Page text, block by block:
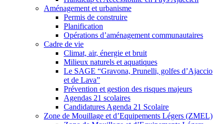
Aménagement et urbanisme
Permis de construire
Planification
Opérations d’aménagement communautaires
Cadre de vie
Climat, air, énergie et bruit
Milieux naturels et aquatiques
Le SAGE “Gravona, Prunelli, golfes d’Ajaccio
et de Lava”
Prévention et gestion des risques majeurs
Agendas 21 scolaires
Candidatures Agenda 21 Scolaire
Zone de Mouillage et d’Equipements Légers (ZMEL)